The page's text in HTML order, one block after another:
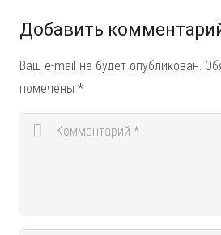
Добавить
Ваш e-mail не будет опубликован.
помечены *